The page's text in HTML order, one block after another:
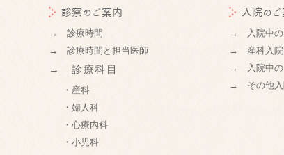
診察のご案内
→ 診療時間
→ 診療時間と担当医師
→ 診療科目
・産科
・婦人科
・心療内科
・小児科
入院の
→ 入院中の
→ 産科入院
→ 入院中の
→ その他入